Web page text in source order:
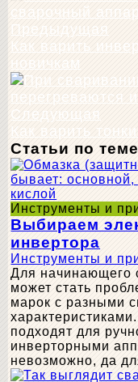
Предыдущая
Как варить
новичкам
Следующая
Как варить
Статьи по теме
Инструменты и
Выбираем
инвертора
Инструменты и
Для начинающего
может стать
марок с разными
подходят для
инверторными
невозможно, да